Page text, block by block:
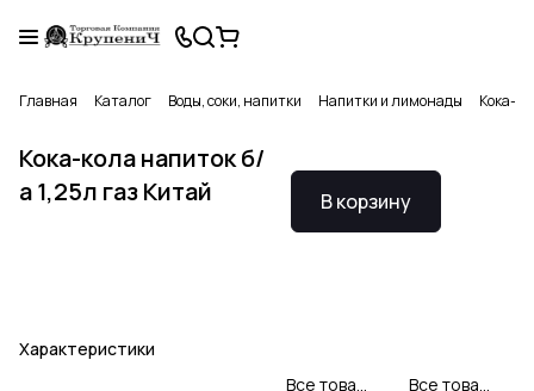
Главная Каталог Воды, соки, напитки Напитки и лимонады Кока-
Кока-кола напиток б/
а 1,25л газ Китай
Характеристики
В корзину
Все товары Coca-cola Все товары категории